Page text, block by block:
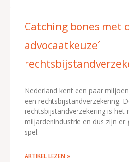
Catching bones met
advocaatkeuze´
Nederland kent een paar
een rechtsbijstandverzekering.
rechtsbijstandverzekering is het
miljardenindustrie en dus zijn er
spel.
ARTIKEL LEZEN »